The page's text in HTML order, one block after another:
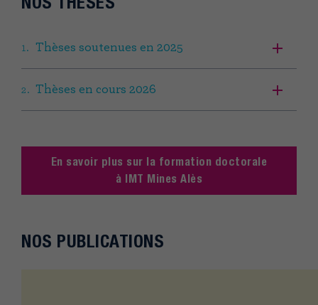
Thèses soutenues en 2025
Thèses en cours 2026
En savoir plus sur la formation doctorale
à IMT Mines Alès
NOS PUBLICATIONS